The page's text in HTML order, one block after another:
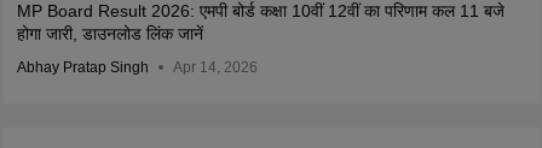
MP Board Result 2026: एमपी बोर्ड कक्षा 10वीं 12वीं का परिणाम कल 11 बजे
होगा जारी, डाउनलोड लिंक जानें
Abhay Pratap Singh Apr 14, 2026